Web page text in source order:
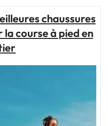
chaussures
course à pied en